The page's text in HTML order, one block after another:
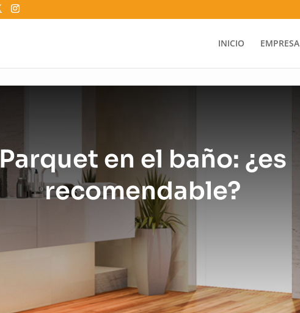
INICIO EMPRESA
Parquet en el baño: ¿es
recomendable?